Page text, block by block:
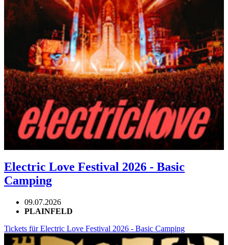
Electric Love Festival 2026 - Basic
Camping
09.07.2026
PLAINFELD
Tickets für Electric Love Festival 2026 - Basic Camping